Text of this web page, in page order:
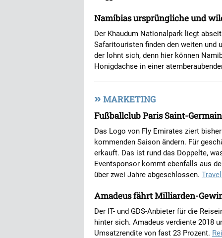
Namibias ursprüngliche und
Der Khaudum Nationalpark liegt
Safaritouristen finden den weiten und
der lohnt sich, denn hier können
Honigdachse in einer
» MARKETING
Fußballclub Paris Saint-
Das Logo von Fly Emirates ziert
kommenden Saison ändern. Für
erkauft. Das ist rund das Doppelte,
Eventsponsor kommt ebenfalls aus
über zwei Jahre abgeschlossen.
Amadeus fährt Milliarden-
Der IT- und GDS-Anbieter für die
hinter sich. Amadeus verdiente 2018
Umsatzrendite von fast 23 Prozent.